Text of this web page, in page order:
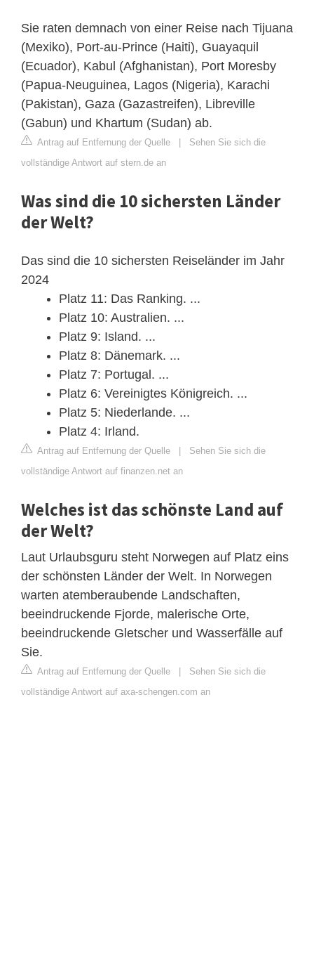
Sie raten demnach von einer Reise nach Tijuana
(Mexiko), Port-au-Prince (Haiti), Guayaquil
(Ecuador), Kabul (Afghanistan), Port Moresby
(Papua-Neuguinea, Lagos (Nigeria), Karachi
(Pakistan), Gaza (Gazastreifen), Libreville
(Gabun) und Khartum (Sudan) ab.
Antrag auf Entfernung der Quelle | Sehen Sie sich die
vollständige Antwort auf stern.de an
Was sind die 10 sichersten Länder
der Welt?
Das sind die 10 sichersten Reiseländer im Jahr
2024
Platz 11: Das Ranking. ...
Platz 10: Australien. ...
Platz 9: Island. ...
Platz 8: Dänemark. ...
Platz 7: Portugal. ...
Platz 6: Vereinigtes Königreich. ...
Platz 5: Niederlande. ...
Platz 4: Irland.
Antrag auf Entfernung der Quelle | Sehen Sie sich die
vollständige Antwort auf finanzen.net an
Welches ist das schönste Land auf
der Welt?
Laut Urlaubsguru steht Norwegen auf Platz eins
der schönsten Länder der Welt. In Norwegen
warten atemberaubende Landschaften,
beeindruckende Fjorde, malerische Orte,
beeindruckende Gletscher und Wasserfälle auf
Sie.
Antrag auf Entfernung der Quelle | Sehen Sie sich die
vollständige Antwort auf axa-schengen.com an